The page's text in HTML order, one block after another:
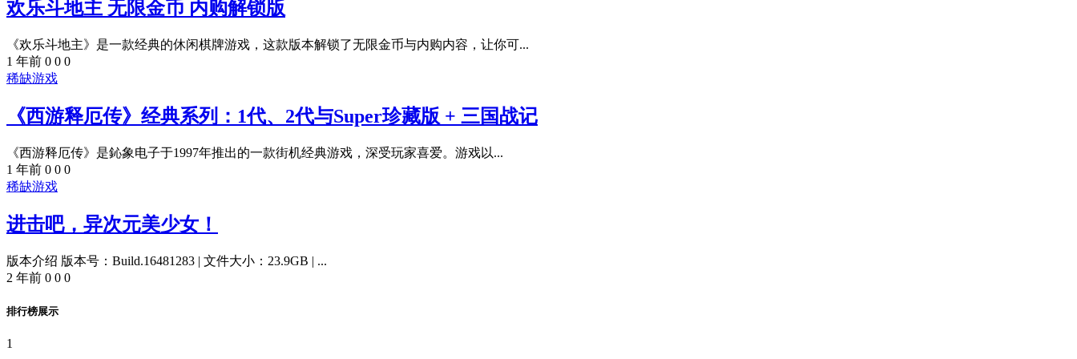
欢乐斗地主 无限金币 内购解锁版
《欢乐斗地主》是一款经典的休闲棋牌游戏，这款版本解锁了无限金币与内购内容，让你可...
1 年前 0 0 0
稀缺游戏
《西游释厄传》经典系列：1代、2代与Super珍藏版 + 三国战记
《西游释厄传》是鈊象电子于1997年推出的一款街机经典游戏，深受玩家喜爱。游戏以...
1 年前 0 0 0
稀缺游戏
进击吧，异次元美少女！
版本介绍 版本号：Build.16481283 | 文件大小：23.9GB | ...
2 年前 0 0 0
排行榜展示
1